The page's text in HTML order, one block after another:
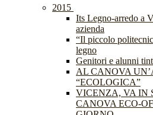
2015
Its Legno-arredo a
azienda
“Il piccolo
legno
Genitori e alunni
AL CANOVA
“ECOLOGICA”
VICENZA, VA IN
CANOVA ECO-